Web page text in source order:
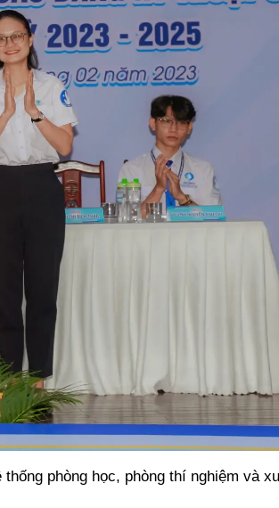
phòng học, phòng thí nghiệm và